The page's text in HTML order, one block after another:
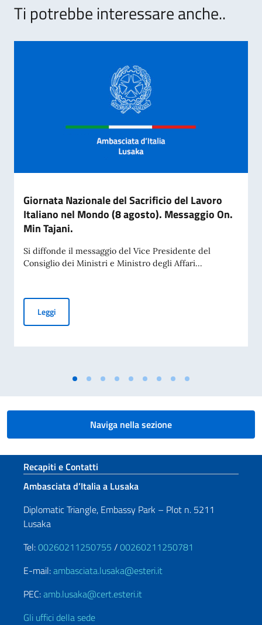
Ti potrebbe interessare anche..
Giornata Nazionale del Sacrificio del Lavoro
Italiano nel Mondo (8 agosto). Messaggio On.
Min Tajani.
Si diffonde il messaggio del Vice Presidente del
Consiglio dei Ministri e Ministro degli Affari...
LeggiGiornata Nazionale del Sacrificio del Lavoro Italiano nel
Naviga nella sezione
Sezione footer
Recapiti e Contatti
Ambasciata d’Italia a Lusaka
Diplomatic Triangle, Embassy Park – Plot n. 5211
Lusaka
Tel:00260211250755 /00260211250781
E-mail:ambasciata.lusaka@esteri.it
PEC:amb.lusaka@cert.esteri.it
Gli uffici della sede